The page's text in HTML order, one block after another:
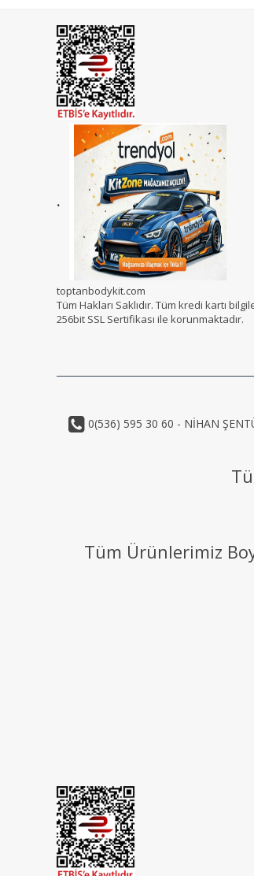
.
toptanbodykit.com
Tüm Hakları Saklıdır. Tüm kredi kartı
256bit SSL Sertifikası ile korunmaktadır.
0(536) 595 30 60 - NİHAN
Tüm Ürünlerimiz